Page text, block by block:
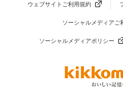
ウェブサイトご利用規約
ソーシャルメディアご
ソーシャルメディアポリシー